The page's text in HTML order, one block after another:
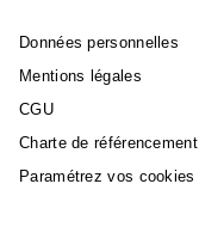
Données personnelles
Mentions légales
CGU
Charte de référencement
Paramétrez vos cookies